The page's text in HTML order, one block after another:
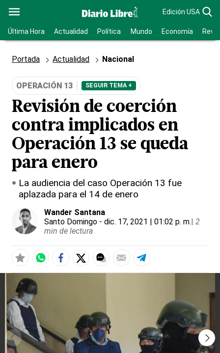
Edición USA
Última Hora Actualidad Política Mundo Economía
Portada Actualidad Nacional
OPERACIÓN 13 SEGUIR TEMA +
Revisión de coerción
contra implicados en
Operación 13 se queda
para enero
La audiencia del caso Operación 13 fue
aplazada para el 14 de enero
Wander Santana
Santo Domingo - dic. 17, 2021 | 01:02 p. m.| 2
min de lectura